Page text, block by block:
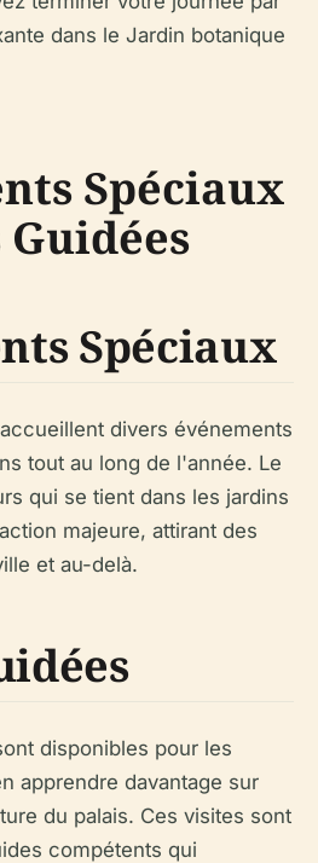
dans le Jardin botanique
Spéciaux
Spéciaux
divers événements
tout au long de l'année. Le
qui se tient dans les jardins
majeure, attirant des
et au-delà.
disponibles pour les
apprendre davantage sur
du palais. Ces visites sont
compétents qui